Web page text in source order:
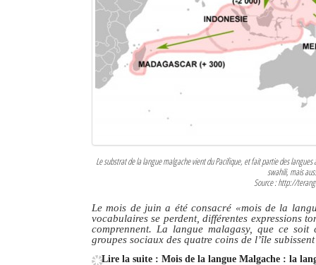
Le substrat de la langue malgache vient du Pacifique, et fait partie des
swahili, mais
Source : http://
Le mois de juin a été consacré «mois de la
vocabulaires se perdent, différentes expressions
comprennent. La langue malagasy, que ce
groupes sociaux des quatre coins de l’île
Lire la suite : Mois de la langue Malgache : la